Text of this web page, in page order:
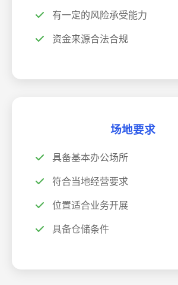
有一定的风险承受能力
资金来源合法合规
场地要求
具备基本办公场所
符合当地经营要求
位置适合业务开展
具备仓储条件